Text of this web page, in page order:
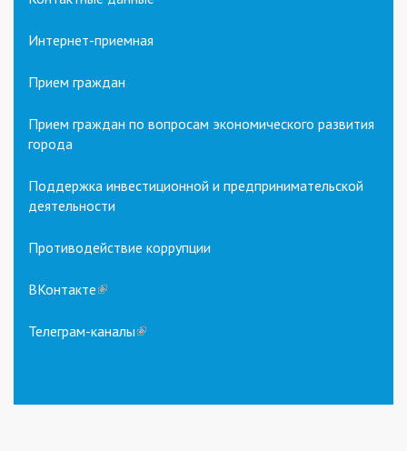
Интернет-приемная
Прием граждан
Прием граждан по вопросам экономического развития
города
Поддержка инвестиционной и предпринимательской
деятельности
Противодействие коррупции
ВКонтакте(link
external)
Телеграм-каналы(link